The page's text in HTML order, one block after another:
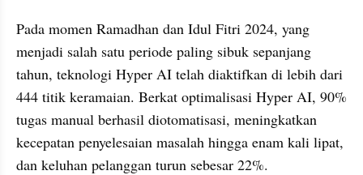
Pada momen Ramadhan dan Idul Fitri 2024, yang
menjadi salah satu periode paling sibuk sepanjang
tahun, teknologi Hyper AI telah diaktifkan di lebih dari
444 titik keramaian. Berkat optimalisasi Hyper AI, 90%
tugas manual berhasil diotomatisasi, meningkatkan
kecepatan penyelesaian masalah hingga enam kali lipat,
dan keluhan pelanggan turun sebesar 22%.